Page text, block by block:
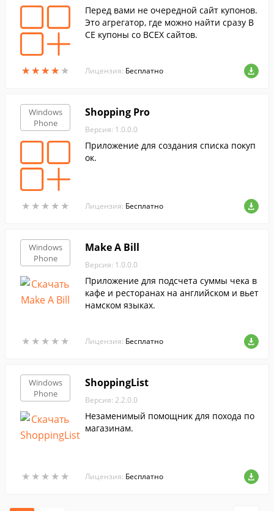
★★★★ ★
★★★★ ★
Перед вами не очередной сайт купонов.
Это агрегатор, где можно найти сразу В
СЕ купоны со ВСЕХ сайтов.
Лицензия: Бесплатно
Windows
Phone
★ ★ ★ ★ ★
★ ★ ★ ★ ★
Shopping Pro
Версия: 1.0.0.0
Приложение для создания списка покуп
ок.
Лицензия: Бесплатно
Windows
Phone
★ ★ ★ ★ ★
★ ★ ★ ★ ★
Make A Bill
Версия: 1.0.0.0
Приложение для подсчета суммы чека в
кафе и ресторанах на английском и вьет
намском языках.
Лицензия: Бесплатно
Windows
Phone
★ ★ ★ ★ ★
★ ★ ★ ★ ★
ShoppingList
Версия: 2.2.0.0
Незаменимый помощник для похода по
магазинам.
Лицензия: Бесплатно